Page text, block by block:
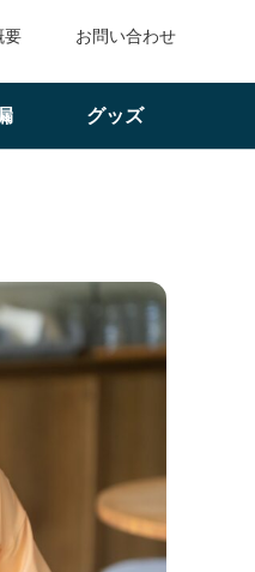
要 お問い合わせ
グッズ
！